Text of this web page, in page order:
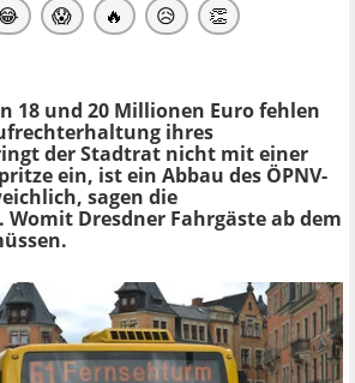
😱 🔥 😥 👏
18 und 20 Millionen Euro fehlen
ihres
der Stadtrat nicht mit einer
ein, ist ein Abbau des ÖPNV-
sagen die
Dresdner Fahrgäste ab dem